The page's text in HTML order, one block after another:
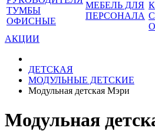
ТУМБЫ
ОФИСНЫЕ
МЕБЕЛЬ ДЛЯ
ПЕРСОНАЛА
АКЦИИ
ДЕТСКАЯ
МОДУЛЬНЫЕ ДЕТСКИЕ
Модульная детская Мэри
Модульная